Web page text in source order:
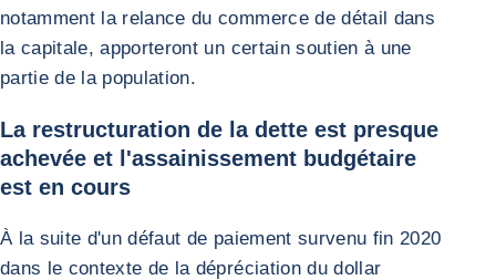
notamment la relance du commerce de détail dans
la capitale, apporteront un certain soutien à une
partie de la population.
La restructuration de la dette est presque
achevée et l'assainissement budgétaire
est en cours
À la suite d'un défaut de paiement survenu fin 2020
dans le contexte de la dépréciation du dollar